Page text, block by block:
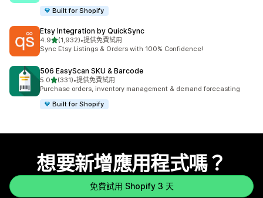
Built for Shopify
Etsy Integration by QuickSync
4.9滿分 5 顆星
(1,932)
共有 1932 則評價
•提供免費試用
Sync Etsy Listings & Orders with 100% Confidence!
506 EasyScan SKU & Barcode
5.0滿分 5 顆星
(331)
共有 331 則評價
•提供免費試用
Purchase orders, inventory management & demand forecasting
Built for Shopify
想要新增應用程式嗎？
免費試用 Shopify 3 天